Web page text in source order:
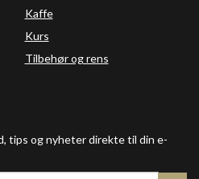
Kaffe
Kurs
Tilbehør og rens
tips og nyheter direkte til din e-